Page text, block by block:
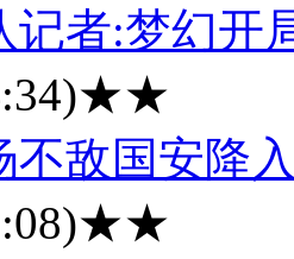
记者:梦幻开
★★
不敌国安降
★★